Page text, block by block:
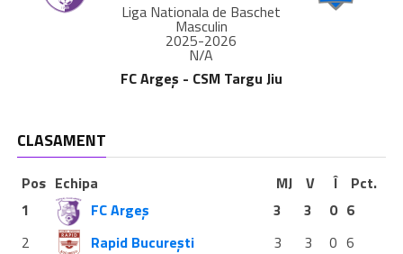
Liga Nationala de Baschet
Masculin
2025-2026
N/A
FC Argeș - CSM Targu Jiu
CLASAMENT
Pos Echipa MJ V Î
Pct.
1
FC Argeș 3 3 0 6
2
Rapid București 3 3 0 6